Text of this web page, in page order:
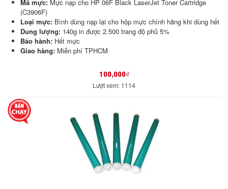
Mã mực: Mực nạp cho HP 06F Black LaserJet Toner Cartridge
(C3906F)
Loại mực: Bình dùng nạp lại cho hộp mực chính hãng khi dùng hết
Dung lượng: 140g in được 2.500 trang độ phủ 5%
Bảo hành: Hết mực
Giao hàng: Miễn phí TPHCM
100,000₫
Lượt xem: 1114